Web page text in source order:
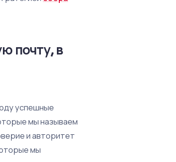
почту, в
успешные
мы называем
и авторитет
мы